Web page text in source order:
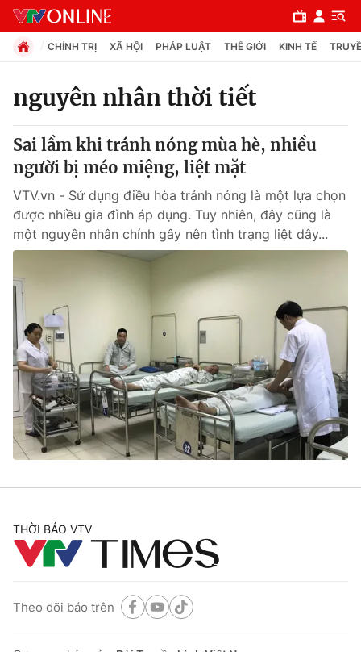
Chuyên mục
Chính trị
Xã hội
Pháp luật
Y tế
Thế giới
Tin tức
Thế giới đó đây
Câu chuyện quốc tế
Kinh tế
Tài chính
Thị trường
Góc doanh nghiệp
Dữ liệu và đời sống
Truyền hình
Phim VTV
Hậu trường
Giải trí
Điện ảnh
Âm nhạc
Du lịch
Làm đẹp
CHÍNH TRỊ XÃ HỘI PHÁP LUẬT THẾ GIỚI KINH TẾ
nguyên nhân thời tiết
Sai lầm khi tránh nóng mùa hè, nhiều
người bị méo miệng, liệt mặt
VTV.vn - Sử dụng điều hòa tránh nóng là một lựa chọn
được nhiều gia đình áp dụng. Tuy nhiên, đây cũng là
một nguyên nhân chính gây nên tình trạng liệt dây...
THỜI BÁO VTV
Theo dõi báo trên